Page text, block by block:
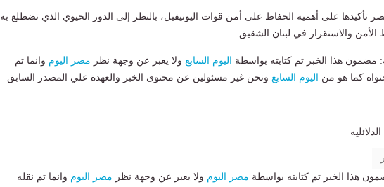
تأكيدها على أهمية الحفاظ على أمن قوات اليونيفيل، بالنظر إلى الدور الحيوي الذي تضطلع به
والاستقرار في لبنان الشقيق.
مضمون هذا الخبر تم كتابته بواسطة اليوم السابع ولا يعبر عن وجهة نظر مصر اليوم وانما تم
كما هو من
اليوم السابع ونحن غير مسئولين عن محتوى الخبر والعهدة علي المصدر السابق
هذا الخبر تم كتابته بواسطة مصر اليوم ولا يعبر عن وجهة نظر مصر اليوم وانما تم نقله